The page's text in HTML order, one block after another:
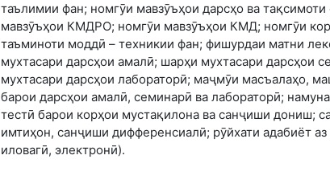
таълимии фан; номгӯи мавзӯъҳои дарсҳо ва тақсимоти
мавзӯъҳои КМДРО; номгӯи мавзӯъҳои КМД; номгӯи
таъминоти моддӣ – техникии фан; фишурдаи матни
мухтасари дарсҳои амалӣ; шарҳи мухтасари дарсҳои
мухтасари дарсҳои лабораторӣ; маҷмӯи масъалаҳо,
барои дарсҳои амалӣ, семинарӣ ва лабораторӣ;
тестӣ барои корҳои мустақилона ва санҷиши дониш;
имтиҳон, санҷиши дифференсиалӣ; рӯйхати адабиёт аз
иловагӣ, электронӣ).